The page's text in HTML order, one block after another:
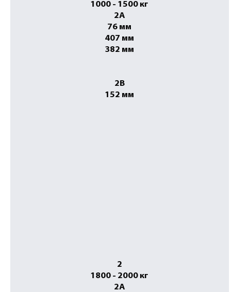
1000 - 1500 кг
2A
76 мм
407 мм
382 мм
2B
152 мм
2
1800 - 2000 кг
2A